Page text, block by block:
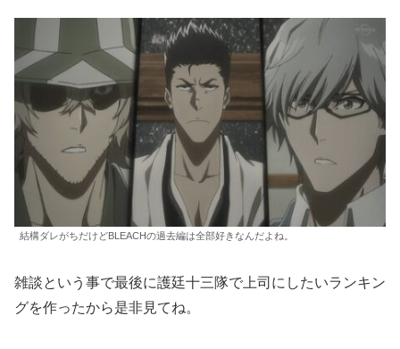
結構ダレがちだけどBLEACHの過去編は全部好きなんだよね。
雑談という事で最後に護廷十三隊で上司にしたいランキン
グを作ったから是非見てね。